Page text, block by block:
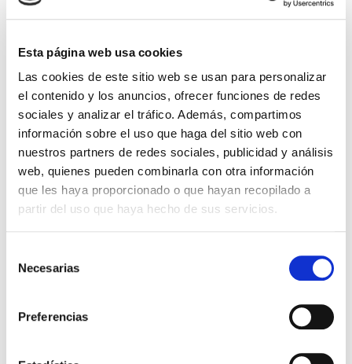
Esta página web usa cookies
Las cookies de este sitio web se usan para personalizar
el contenido y los anuncios, ofrecer funciones de redes
sociales y analizar el tráfico. Además, compartimos
información sobre el uso que haga del sitio web con
nuestros partners de redes sociales, publicidad y análisis
web, quienes pueden combinarla con otra información
que les haya proporcionado o que hayan recopilado a
partir del uso que haya hecho de sus servicios.
Necesarias
Preferencias
Ver direcciones
Conoce todos nuestros centros